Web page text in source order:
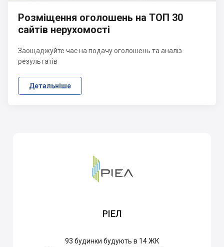
Розміщення оголошень на ТОП 30
сайтів нерухомості
Заощаджуйте час на подачу оголошень та аналіз
результатів
Детальніше
РІЕЛ
93 будинки будують в 14 ЖК